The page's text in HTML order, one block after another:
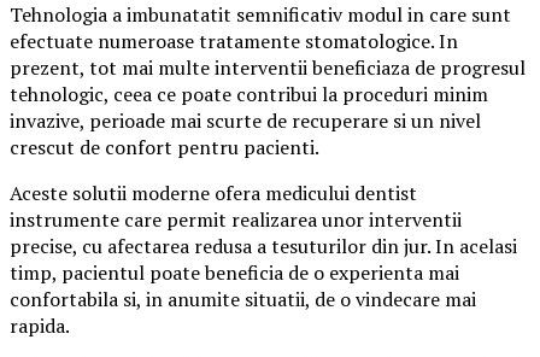
Tehnologia a imbunatatit semnificativ modul in care sunt
efectuate numeroase tratamente stomatologice. In
prezent, tot mai multe interventii beneficiaza de progresul
tehnologic, ceea ce poate contribui la proceduri minim
invazive, perioade mai scurte de recuperare si un nivel
crescut de confort pentru pacienti.
Aceste solutii moderne ofera medicului dentist
instrumente care permit realizarea unor interventii
precise, cu afectarea redusa a tesuturilor din jur. In acelasi
timp, pacientul poate beneficia de o experienta mai
confortabila si, in anumite situatii, de o vindecare mai
rapida.